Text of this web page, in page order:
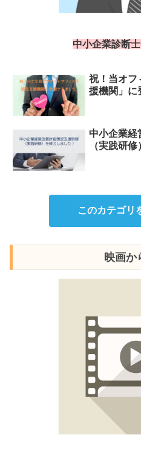
中小企業診断
祝！当オフ
援機関」に
中小企業経
（実践研
このカテゴリ
映画か